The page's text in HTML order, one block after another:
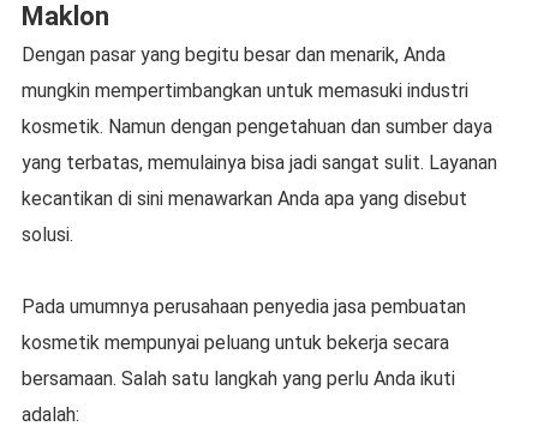
Maklon
Dengan pasar yang begitu besar dan menarik, Anda
mungkin mempertimbangkan untuk memasuki industri
kosmetik. Namun dengan pengetahuan dan sumber daya
yang terbatas, memulainya bisa jadi sangat sulit. Layanan
kecantikan di sini menawarkan Anda apa yang disebut
solusi.
Pada umumnya perusahaan penyedia jasa pembuatan
kosmetik mempunyai peluang untuk bekerja secara
bersamaan. Salah satu langkah yang perlu Anda ikuti
adalah: